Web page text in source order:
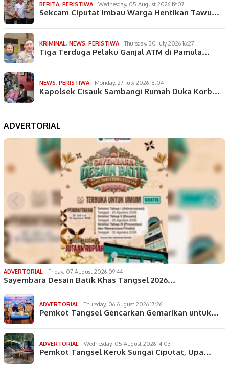
BERITA, PERISTIWA Wednesday, 05 August 2026 19:07
Sekcam Ciputat Imbau Warga Hentikan Tawu…
KRIMINAL, NEWS, PERISTIWA Thursday, 30 July 2026 16:27
Tiga Terduga Pelaku Ganjal ATM di Pamula…
NEWS, PERISTIWA Monday, 27 July 2026 18:04
Kapolsek Cisauk Sambangi Rumah Duka Korb…
ADVERTORIAL
ADVERTORIAL Friday, 07 August 2026 09:44
Sayembara Desain Batik Khas Tangsel 2026…
ADVERTORIAL Thursday, 06 August 2026 17:26
Pemkot Tangsel Gencarkan Gemarikan untuk…
ADVERTORIAL Wednesday, 05 August 2026 14:03
Pemkot Tangsel Keruk Sungai Ciputat, Upa…